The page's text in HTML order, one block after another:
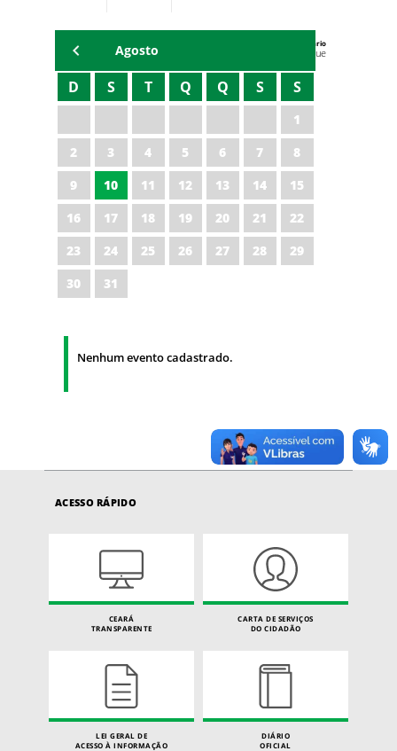
Agenda do Secretário
Zezinho Albuquerque
Agosto
D S T Q Q S S
1
2
3 4 5 6 7
8
9
10 11 12 13 14
15
16
17 18 19 20 21
22
23
24 25 26 27 28
29
30
31
Nenhum evento cadastrado.
ACESSO RÁPIDO
CEARÁ
TRANSPARENTE
CARTA DE SERVIÇOS
DO CIDADÃO
LEI GERAL DE
ACESSO À INFORMAÇÃO
DIÁRIO
OFICIAL